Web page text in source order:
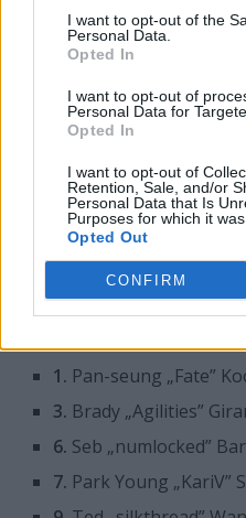
I want to opt-out of the
Personal Data.
Opted In
I want to opt-out of
Personal Data for
Opted In
I want to opt-out of
Retention, Sale, and/or
Personal Data that Is
Purposes for which it was
Opted Out
CONFIRM
Niemniej wydaje się, że
będzie otrzymywać więcej
ów pełnili tam m.in.
"Agilities" Girardi,
OWL odnosiła dość
starć, które miały
cztery. Szansą na
dobrych wyników ze
pozyskanie Bunny'ego.
W tej sytuacji skład Los
następująco:
1. Pan-seung „Fate”
3. Brady „Agilities”
6. Seb „numlocked”
7. Park Young „KariV”